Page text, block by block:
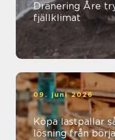
Dränering Åre trygg grund i tufft
fjällklimat
09. juni 2026
Köpa lastpallar så väljer företag rätt
lösning från